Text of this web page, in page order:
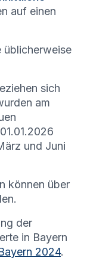
auf einen
üblicherweise
sich
am
und Juni
können über
der
in Bayern
2024.